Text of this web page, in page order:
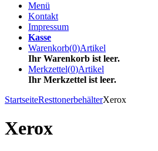
Menü
Kontakt
Impressum
Kasse
Warenkorb(0)Artikel
Ihr Warenkorb ist leer.
Merkzettel(0)Artikel
Ihr Merkzettel ist leer.
StartseiteResttonerbehälterXerox
Xerox